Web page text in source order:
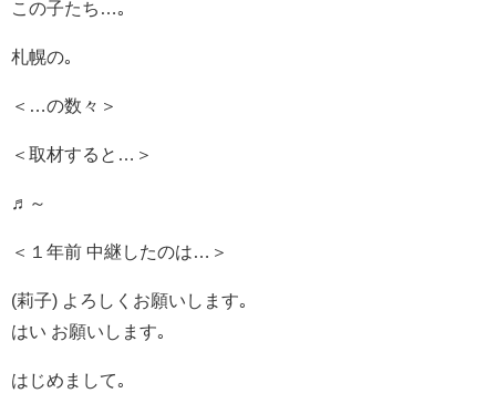
この子たち…｡
札幌の｡
＜…の数々＞
＜取材すると…＞
♬～
＜１年前 中継したのは…＞
(莉子) よろしくお願いします｡
はい お願いします｡
はじめまして｡